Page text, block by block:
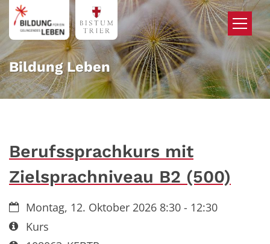
Zum Inhalt springen
Bildung Leben
Berufssprachkurs mit
Zielsprachniveau B2 (500)
Datum:Montag, 12. Oktober 2026 8:30 - 12:30
Art bzw. Nummer:
Kurs